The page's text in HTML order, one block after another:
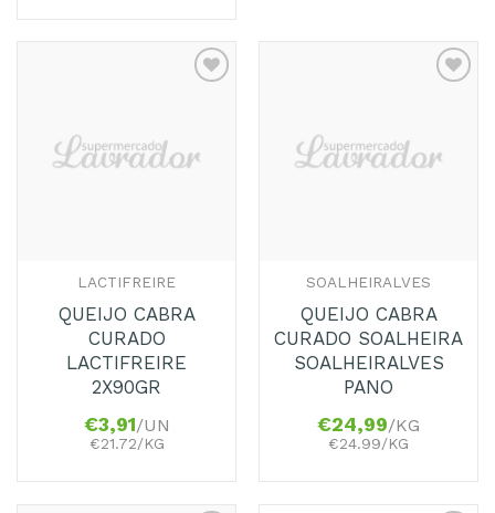
Favoritos
LACTIFREIRE
QUEIJO CABRA
CURADO
LACTIFREIRE
2X90GR
€3,91/UN
€21.72/KG
Favoritos
SOALHEIRALVES
QUEIJO CABRA
CURADO SOALHEIRA
SOALHEIRALVES
PANO
€24,99/KG
€24.99/KG